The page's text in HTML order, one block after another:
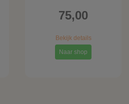
75,00
Bekijk details
Naar shop